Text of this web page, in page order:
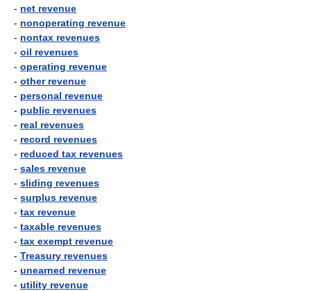
- net revenue
- nonoperating revenue
- nontax revenues
- oil revenues
- operating revenue
- other revenue
- personal revenue
- public revenues
- real revenues
- record revenues
- reduced tax revenues
- sales revenue
- sliding revenues
- surplus revenue
- tax revenue
- taxable revenues
- tax exempt revenue
- Treasury revenues
- unearned revenue
- utility revenue